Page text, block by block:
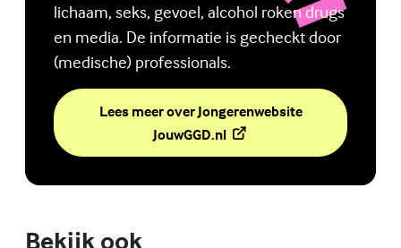
lichaam, seks, gevoel, alcohol roken drugs
en media. De informatie is gecheckt door
(medische) professionals.
Lees meer over Jongerenwebsite
JouwGGD.nl(Externe link)
Bekijk ook
Online zelfhulptraining - Wie ben ik?